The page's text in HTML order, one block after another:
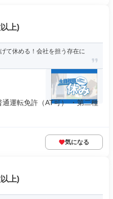
上)
て休める！会社を担う存在に
運転免許（AT可） ・第二種
気になる
上)